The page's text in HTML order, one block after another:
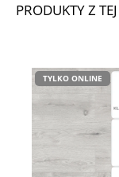
PRODUKTY Z
TYLKO ONLINE